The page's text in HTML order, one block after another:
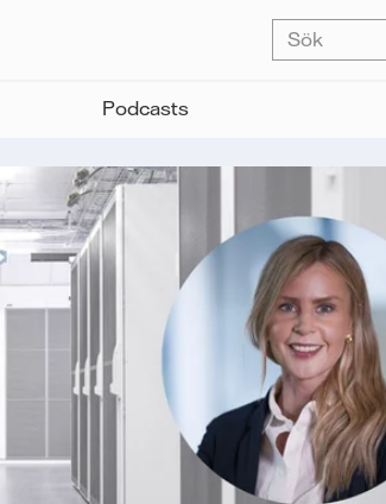
Podcasts